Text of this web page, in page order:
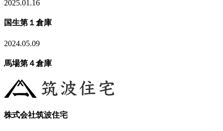
2025.01.16
国生第１倉庫
2024.05.09
馬場第４倉庫
株式会社筑波住宅